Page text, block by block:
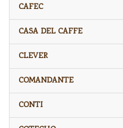
CAFEC
CASA DEL CAFFE
CLEVER
COMANDANTE
CONTI